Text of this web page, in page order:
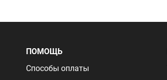
ПОМОЩЬ
Способы оплаты